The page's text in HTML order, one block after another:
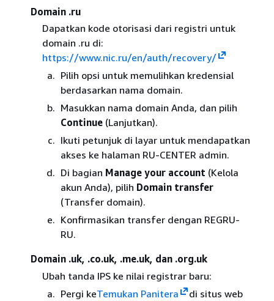
Domain .ru
Dapatkan kode otorisasi dari registri untuk
domain .ru di:
https://www.nic.ru/en/auth/recovery/
Pilih opsi untuk memulihkan kredensial
berdasarkan nama domain.
Masukkan nama domain Anda, dan pilih
Continue(Lanjutkan).
Ikuti petunjuk di layar untuk mendapatkan
akses ke halaman RU-CENTER admin.
Di bagian Manage your account (Kelola
akun Anda), pilih Domain transfer
(Transfer domain).
Konfirmasikan transfer dengan REGRU-
RU.
Domain .uk, .co.uk, .me.uk, dan .org.uk
Ubah tanda IPS ke nilai registrar baru:
Pergi keTemukan Panitera
di situs web